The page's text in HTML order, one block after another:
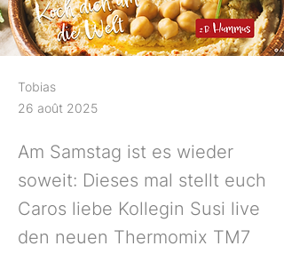
Tobias
26 août 2025
Am Samstag ist es wieder
soweit: Dieses mal stellt euch
Caros liebe Kollegin Susi live
den neuen Thermomix TM7